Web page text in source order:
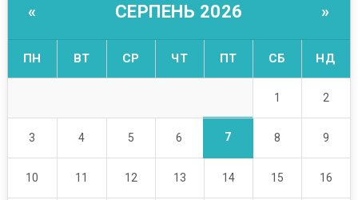
« СЕРПЕНЬ 2026 »
ПН ВТ СР ЧТ ПТ СБ НД
1 2
3 4 5 6 7 8 9
10 11 12 13 14 15 16